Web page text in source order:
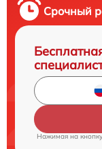
Срочный
Нажимая на